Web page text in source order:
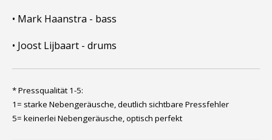
• Mark Haanstra - bass
• Joost Lijbaart - drums
* Pressqualität 1-5:
1= starke Nebengeräusche, deutlich sichtbare Pressfehler
5= keinerlei Nebengeräusche, optisch perfekt